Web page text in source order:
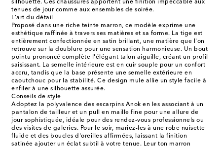
silhouette. Ces chaussures apportent une finition impeccable aux
tenues de jour comme aux ensembles de soirée.
L'art du détail
Proposé dans une riche teinte marron, ce modèle exprime une
esthétique raffinée à travers ses matières et sa forme. La tige est
entièrement confectionnée en satin brillant, une matière que l'on
retrouve sur la doublure pour une sensation harmonieuse. Un bout
pointu prononcé complète l'élégant talon aiguille, créant un profil
saisissant. La semelle intérieure est en cuir souple pour un confort
accru, tandis que la base présente une semelle extérieure en
caoutchouc pour la stabilité. Ce design mule allie un style facile à
enfiler à une silhouette assurée.
Conseils de style
Adoptez la polyvalence des escarpins Anok en les associant à un
pantalon de tailleur et un pull en maille fine pour une allure de
jour sophistiquée, idéale pour des rendez-vous professionnels ou
des visites de galeries. Pour le soir, mariez-les à une robe nuisette
fluide et des boucles d'oreilles affirmées, laissant la finition
satinée ajouter un éclat subtil à votre tenue. Leur ton marron